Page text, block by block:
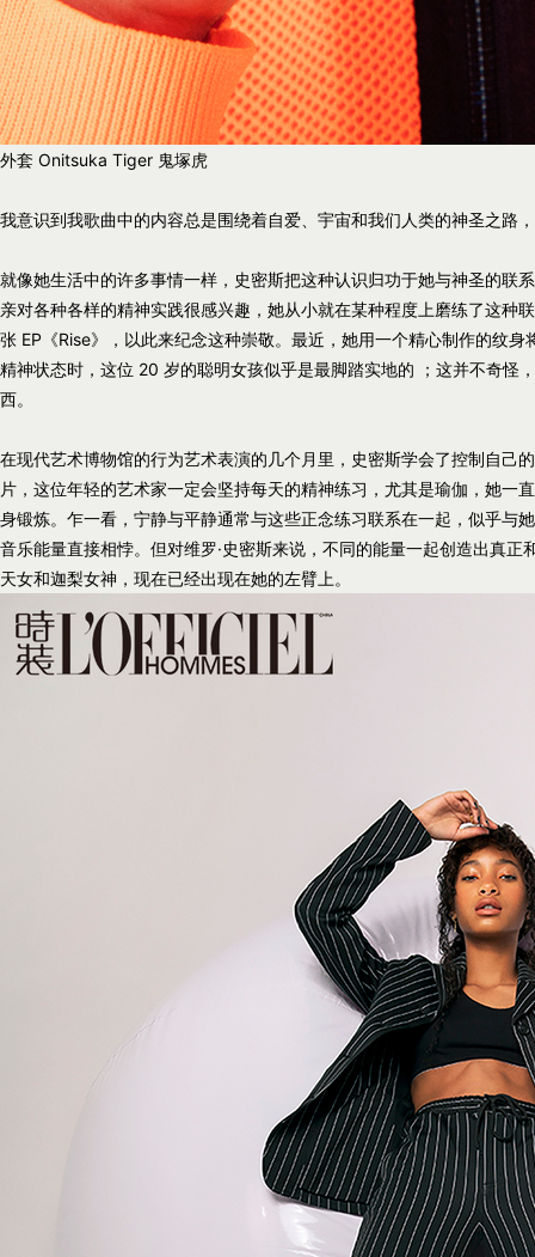
外套 Onitsuka Tiger 鬼塚虎
我意识到我歌曲中的内容总是围绕着自爱、宇宙和我们人类的神圣之路
就像她生活中的许多事情一样，史密斯把这种认识归功于她与神圣的联
亲对各种各样的精神实践很感兴趣，她从小就在某种程度上磨练了这种
张 EP《Rise》，以此来纪念这种崇敬。最近，她用一个精心制作的纹
精神状态时，这位 20 岁的聪明女孩似乎是最脚踏实地的 ；这并不奇怪
西。
在现代艺术博物馆的行为艺术表演的几个月里，史密斯学会了控制自己
片，这位年轻的艺术家一定会坚持每天的精神练习，尤其是瑜伽，她一
身锻炼。乍一看，宁静与平静通常与这些正念练习联系在一起，似乎与
音乐能量直接相悖。但对维罗·史密斯来说，不同的能量一起创造出真
天女和迦梨女神，现在已经出现在她的左臂上。